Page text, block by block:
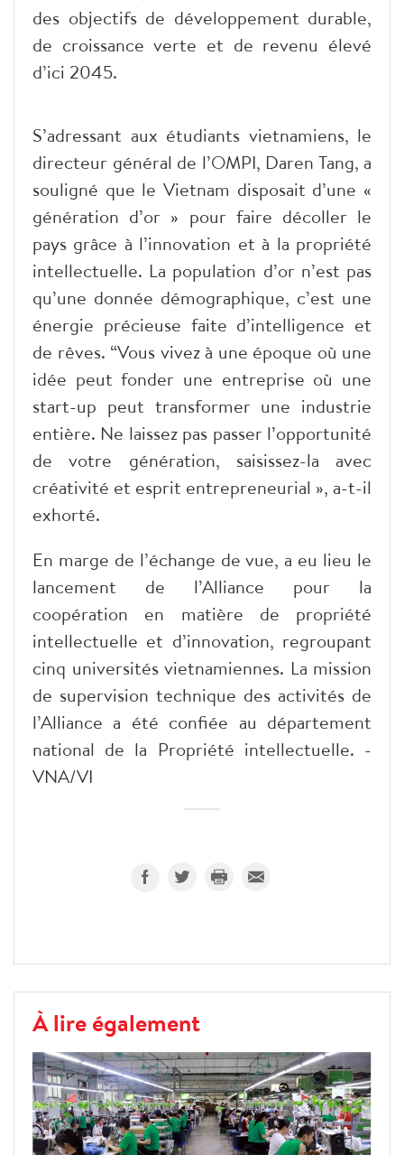
des objectifs de développement durable,
de croissance verte et de revenu élevé
d’ici 2045.
S’adressant aux étudiants vietnamiens, le
directeur général de l’OMPI, Daren Tang, a
souligné que le Vietnam disposait d’une «
génération d’or » pour faire décoller le
pays grâce à l’innovation et à la propriété
intellectuelle. La population d’or n’est pas
qu’une donnée démographique, c’est une
énergie précieuse faite d’intelligence et
de rêves. “Vous vivez à une époque où une
idée peut fonder une entreprise où une
start-up peut transformer une industrie
entière. Ne laissez pas passer l’opportunité
de votre génération, saisissez-la avec
créativité et esprit entrepreneurial », a-t-il
exhorté.
En marge de l’échange de vue, a eu lieu le
lancement de l’Alliance pour la
coopération en matière de propriété
intellectuelle et d’innovation, regroupant
cinq universités vietnamiennes. La mission
de supervision technique des activités de
l’Alliance a été confiée au département
national de la Propriété intellectuelle. -
VNA/VI
À lire également